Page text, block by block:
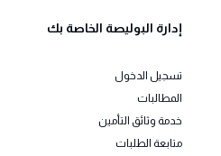
إدارة البوليصة الخاصة بك
تسجيل الدخول
المطالبات
خدمة وثائق التأمين
متابعة الطلبات